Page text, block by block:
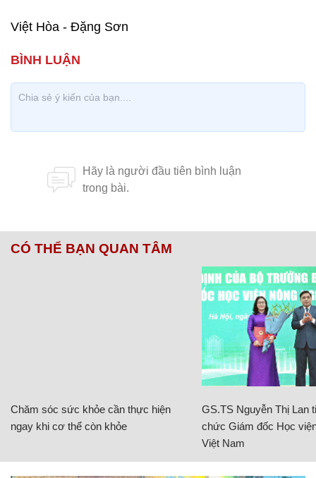
Việt Hòa - Đặng Sơn
CÓ THỂ BẠN QUAN TÂM
Chăm sóc sức khỏe cần thực hiện
ngay khi cơ thể còn khỏe
GS.TS Nguyễn Thị Lan
chức Giám đốc Học
Việt Nam